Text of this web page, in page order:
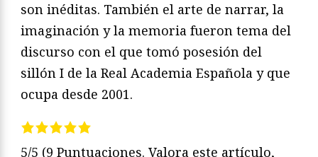
son inéditas. También el arte de narrar, la
imaginación y la memoria fueron tema del
discurso con el que tomó posesión del
sillón I de la Real Academia Española y que
ocupa desde 2001.
5/5 (9 Puntuaciones. Valora este artículo,